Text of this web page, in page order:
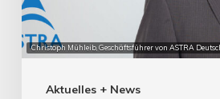
Christoph Mühleib, Geschäftsführer von ASTRA
Aktuelles + News